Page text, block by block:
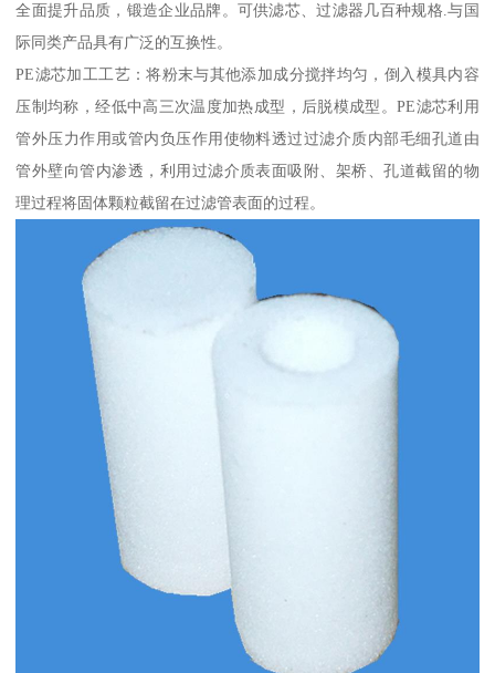
全面提升品质，锻造企业品牌。可供滤芯、过滤器几百种规格.与国
际同类产品具有广泛的互换性。
PE滤芯加工工艺：将粉末与其他添加成分搅拌均匀，倒入模具内容
压制均称，经低中高三次温度加热成型，后脱模成型。PE滤芯利用
管外压力作用或管内负压作用使物料透过过滤介质内部毛细孔道由
管外壁向管内渗透，利用过滤介质表面吸附、架桥、孔道截留的物
理过程将固体颗粒截留在过滤管表面的过程。